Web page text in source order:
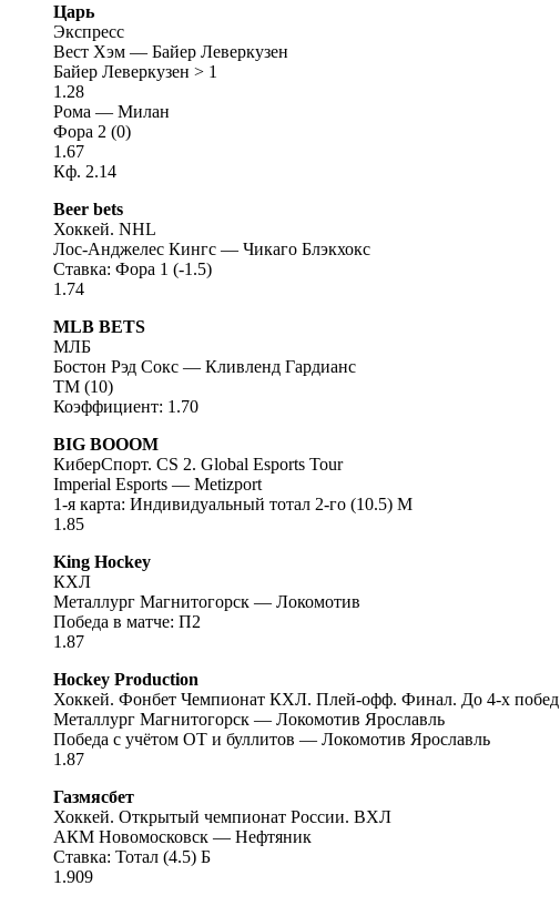
Царь
Экспресс
Вест Хэм — Байер Леверкузен
Байер Леверкузен > 1
1.28
Рома — Милан
Фора 2 (0)
1.67
Кф. 2.14
Beer bets
Хоккей. NHL
Лос-Анджелес Кингс — Чикаго Блэкхокс
Ставка: Фора 1 (-1.5)
1.74
MLB BETS
МЛБ
Бостон Рэд Сокс — Кливленд Гардианс
ТМ (10)
Коэффициент: 1.70
BIG BOOOM
КиберСпорт. CS 2. Global Esports Tour
Imperial Esports — Metizport
1-я карта: Индивидуальный тотал 2-го (10.5) M
1.85
King Hockey
КХЛ
Металлург Магнитогорск — Локомотив
Победа в матче: П2
1.87
Hockey Production
Хоккей. Фонбет Чемпионат КХЛ. Плей-офф. Финал. До 4-х побед
Металлург Магнитогорск — Локомотив Ярославль
Победа с учётом ОТ и буллитов — Локомотив Ярославль
1.87
Газмясбет
Хоккей. Открытый чемпионат России. ВХЛ
АКМ Новомосковск — Нефтяник
Ставка: Тотал (4.5) Б
1.909